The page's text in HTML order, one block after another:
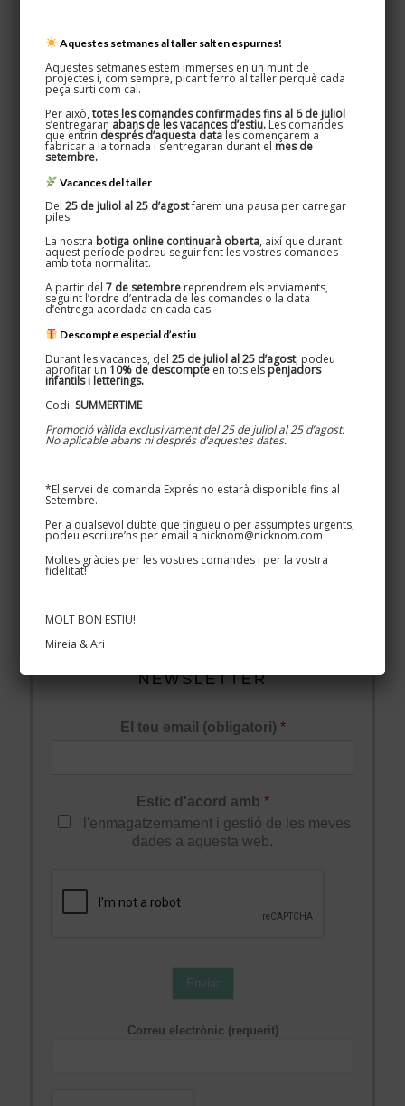
Oxydum · Nicknom
Disseminat, 5 · Teià 08329
627 524 080 / 661 269 583
Informació d’interés
Info personalitzats
Colors disponibles
Acabats del ferro
Rètols per negocis
Textos legals
Condicions de compra
Enviaments
Política de privacitat
Política de reemborsaments i devolucions
NEWSLETTER
El teu email (obligatori) *
Estic d'acord amb *
l'enmagatzemament i gestió de les meves
dades a aquesta web.
Enviar
Correu electrònic (requerit)
Aquestes setmanes al taller salten espurnes!
Aquestes setmanes estem immerses en un munt de
projectes i, com sempre, picant ferro al taller perquè cada
peça surti com cal.
Per això,totes les comandes confirmades fins al 6 de juliol
s’entregaran abans de les vacances d’estiu. Les comandes
que entrin després d’aquesta data les començarem a
fabricar a la tornada i s’entregaran durant el mes de
setembre.
Vacances del taller
Del 25 de juliol al 25 d’agostfarem una pausa per carregar
piles.
La nostra botiga online continuarà oberta, així que durant
aquest període podreu seguir fent les vostres comandes
amb tota normalitat.
A partir del 7 de setembre reprendrem els enviaments,
seguint l’ordre d’entrada de les comandes o la data
d’entrega acordada en cada cas.
Descompte especial d’estiu
Durant les vacances, del 25 de juliol al 25 d’agost, podeu
aprofitar un 10% de descompte en tots els penjadors
infantils i letterings.
Codi: SUMMERTIME
Promoció vàlida exclusivament del 25 de juliol al 25 d’agost.
No aplicable abans ni després d’aquestes dates.
*El servei de comanda Exprés no estarà disponible fins al
Setembre.
Per a qualsevol dubte que tingueu o per assumptes urgents,
podeu escriure’ns per email a nicknom@nicknom.com
Moltes gràcies per les vostres comandes i per la vostra
fidelitat!
MOLT BON ESTIU!
Mireia & Ari